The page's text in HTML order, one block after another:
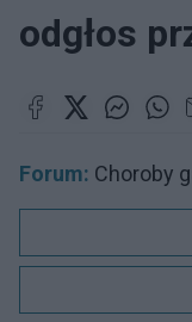
odgłos
Forum: Choroby